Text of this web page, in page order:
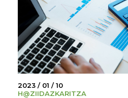
2023 / 01 / 10
H@ZIIDAZKARITZA